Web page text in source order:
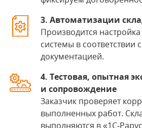
3. Автоматизации
Производится
системы в соответствии
документацией.
4. Тестовая, опытная
и сопровождение
Заказчик проверяет
выполненных работ.
выполняются в